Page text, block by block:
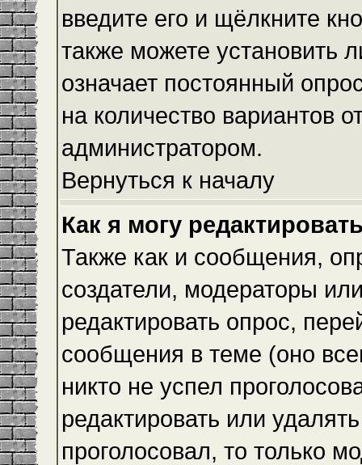
введите его и щёлкните
также можете установить
означает постоянный
на количество вариантов
администратором.
Вернуться к началу
Как я могу
Также как и сообщения,
создатели, модераторы
редактировать опрос,
сообщения в теме (оно
никто не успел
редактировать или
проголосовал, то только